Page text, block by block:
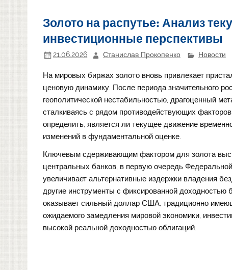
Золото на распутье: Анализ
инвестиционные перспективы
21.06.2026 Станислав Прокопенко Новости
На мировых биржах золото вновь привлекает
ценовую динамику. После периода значительного
геополитической нестабильностью, драгоценный
сталкиваясь с рядом противодействующих
определить, является ли текущее движение
изменений в фундаментальной оценке.
Ключевым сдерживающим фактором для золота
центральных банков, в первую очередь
увеличивает альтернативные издержки владения
другие инструменты с фиксированной
оказывает сильный доллар США, традиционно
ожидаемого замедления мировой экономики,
высокой реальной доходностью облигаций.